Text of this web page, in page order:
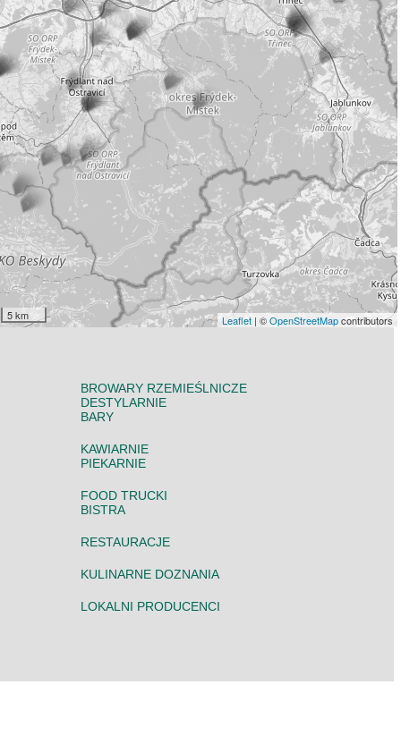
5 km Leaflet | ©OpenStreetMapcontributors
BROWARY RZEMIEŚLNICZE
DESTYLARNIE
BARY
KAWIARNIE
PIEKARNIE
FOOD TRUCKI
BISTRA
RESTAURACJE
KULINARNE DOZNANIA
LOKALNI PRODUCENCI